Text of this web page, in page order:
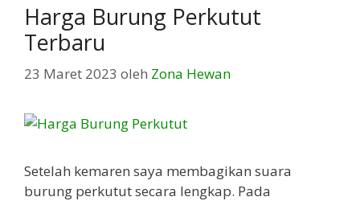
Harga Burung Perkutut
Terbaru
23 Maret 2023 oleh Zona Hewan
Setelah kemaren saya membagikan suara
burung perkutut secara lengkap. Pada